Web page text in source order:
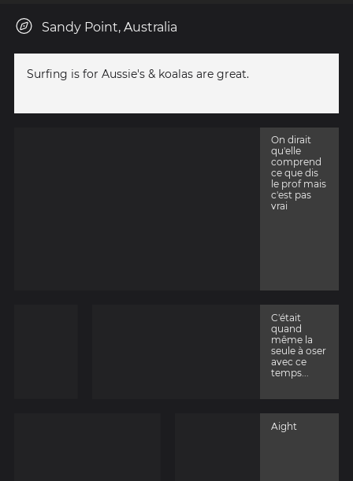
Sandy Point, Australia
Surfing is for Aussie's & koalas are great.
On dirait
qu'elle
comprend
ce que dis
le prof mais
c'est pas
vrai
C'était
quand
même la
seule à oser
avec ce
temps...
Aight